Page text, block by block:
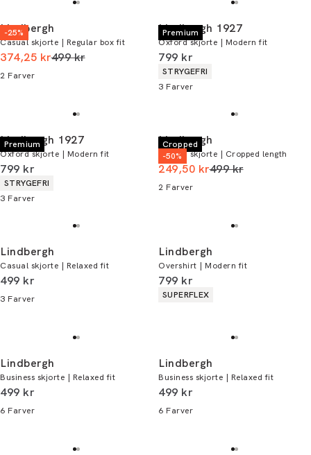
-25%
Lindbergh
Casual skjorte | Regular box fit
374,25 krI alt (uden rabat)
499 kr
2 Farver
Premium
Lindbergh 1927
Oxford skjorte | Modern fit
I alt (inkl. rabat)
799 kr
Produkt egenskaber
STRYGEFRI
3 Farver
Premium
Lindbergh 1927
Oxford skjorte | Modern fit
I alt (inkl. rabat)
799 kr
Produkt egenskaber
STRYGEFRI
3 Farver
Cropped
-50%
Lindbergh
Oxford skjorte | Cropped length
249,50 krI alt (uden rabat)
499 kr
2 Farver
Lindbergh
Casual skjorte | Relaxed fit
I alt (inkl. rabat)
499 kr
3 Farver
Lindbergh
Overshirt | Modern fit
I alt (inkl. rabat)
799 kr
Produkt egenskaber
SUPERFLEX
Lindbergh
Business skjorte | Relaxed fit
I alt (inkl. rabat)
499 kr
6 Farver
Lindbergh
Business skjorte | Relaxed fit
I alt (inkl. rabat)
499 kr
6 Farver